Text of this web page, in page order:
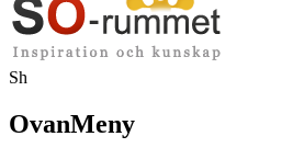
Sh
OvanMeny